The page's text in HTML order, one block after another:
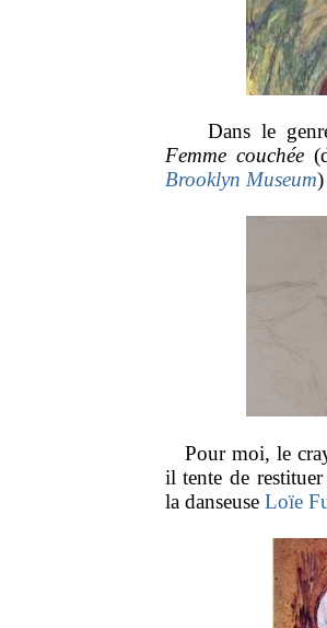
Dans le genre
Femme couchée
Brooklyn Museum
Pour moi, le
il tente de
la danseuse Loïe